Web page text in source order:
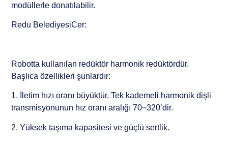
modüllerle donatılabilir.
Redu BelediyesiCer:
Robotta kullanılan redüktör harmonik redüktördür.
Başlıca özellikleri şunlardır:
1. İletim hızı oranı büyüktür. Tek kademeli harmonik dişli
transmisyonunun hız oranı aralığı 70~320’dir.
2. Yüksek taşıma kapasitesi ve güçlü sertlik.